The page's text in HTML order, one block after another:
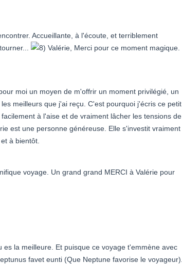
Accueillante, à l'écoute, et terriblement
Valérie, Merci pour ce moment magique.
moi un moyen de m'offrir un moment privilégié, un
meilleurs que j'ai reçu. C'est pourquoi j'écris ce petit
à l'aise et de vraiment lâcher les tensions de
est une personne généreuse. Elle s'investit vraiment
à bientôt.
voyage. Un grand grand MERCI à Valérie pour
la meilleure. Et puisque ce voyage t'emmène avec
favet eunti (Que Neptune favorise le voyageur).